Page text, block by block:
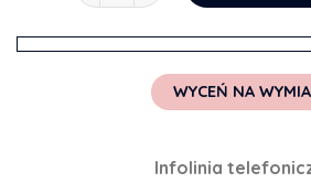
WYCEŃ NA
Infolinia